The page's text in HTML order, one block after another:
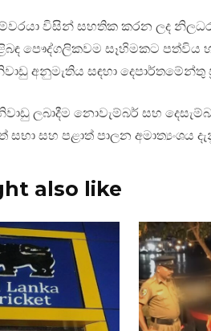
විසින් සහතික කරන ලද
පෞද්ගලිකවම සෑහිමකට
අනුමැතිය සඳහා දෙපාර්තමේන්තු
ලබාදීම නොවැම්බර් සහ
සභා සහ පළාත් පාලන අමාත්‍යංශය
also like